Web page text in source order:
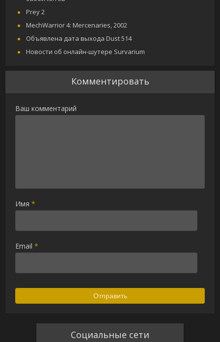
Prey 2
MechWarrior 4: Mercenaries, 2002
Объявлена дата выхода Dust 514
Новости об онлайн-шутере Survarium
Комментировать
Ваш комментарий
Имя*
Email*
Социальные сети